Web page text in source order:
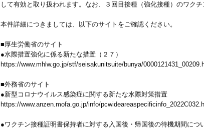
して有効と取り扱われます。なお、３回目接種（強化接種）のワク
本件詳細につきましては、以下のサイトをご確認ください。
■厚生労働省のサイト
●水際措置強化に係る新たな措置（２７）
https://www.mhlw.go.jp/stf/seisakunitsuite/bunya/
■外務省のサイト
●新型コロナウイルス感染症に関する新たな水際対策措置
https://www.anzen.mofa.go.jp/info/
●ワクチン接種証明書保持者に対する入国後・帰国後の待機期間につ